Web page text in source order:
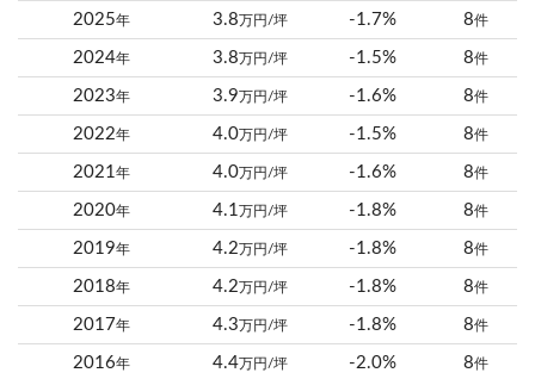
2025年 3.8 万円/坪 -1.7% 8件
2024年 3.8 万円/坪 -1.5% 8件
2023年 3.9 万円/坪 -1.6% 8件
2022年 4.0万円/坪 -1.5% 8件
2021年 4.0万円/坪 -1.6% 8件
2020年 4.1 万円/坪 -1.8% 8件
2019年 4.2 万円/坪 -1.8% 8件
2018年 4.2 万円/坪 -1.8% 8件
2017年 4.3 万円/坪 -1.8% 8件
2016年 4.4万円/坪 -2.0% 8件